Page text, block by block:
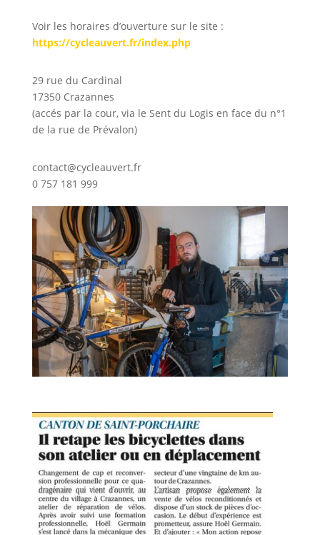
Voir les horaires d’ouverture sur le site :
https://cycleauvert.fr/index.php
29 rue du Cardinal
17350 Crazannes
(accés par la cour, via le Sent du Logis en face du n°1
de la rue de Prévalon)
contact@cycleauvert.fr
0 757 181 999